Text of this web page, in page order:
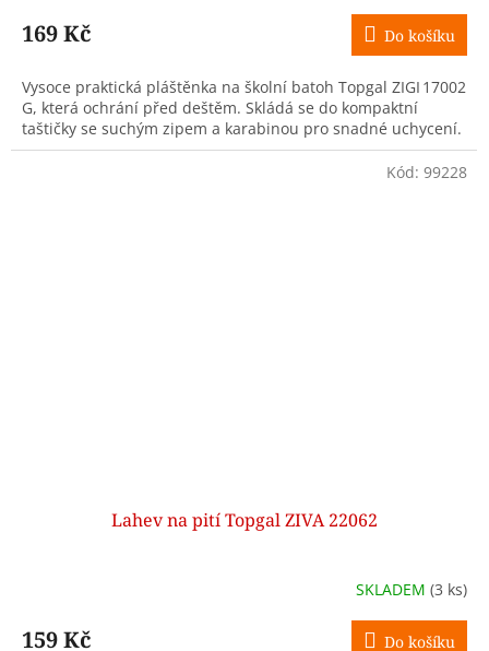
169 Kč Do košíku
Vysoce praktická pláštěnka na školní batoh Topgal ZIGI 17002
G, která ochrání před deštěm. Skládá se do kompaktní
taštičky se suchým zipem a karabinou pro snadné uchycení.
Lahev na pití Topgal ZIVA 22062
SKLADEM (3 ks)
159 Kč Do košíku
Kód: 99228